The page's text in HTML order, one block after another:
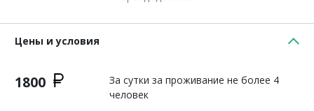
Цены и условия
1800
За сутки за проживание не более 4
человек